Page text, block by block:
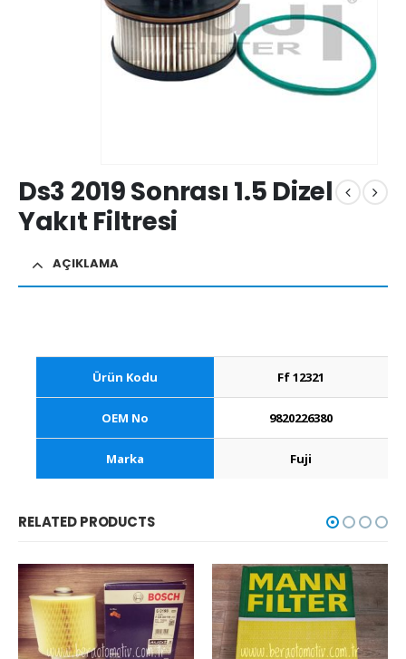
Ds3 2019 Sonrası 1.5 Dizel
Yakıt Filtresi
AÇIKLAMA
Ürün Kodu Ff 12321
OEM No 9820226380
Marka Fuji
RELATED PRODUCTS